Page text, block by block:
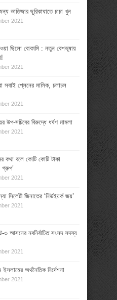
ভাতিজার ছুরিকাঘাতে চাচা খুন
2021
ছিলো বোকামি : নতুন বেশভূষায়
2021
সবাই প্লেনের মালিক, চলাচল
2021
উপ-সচিবের বিরুদ্ধে ধর্ষণ মামলা
2021
কথা বলে কোটি কোটি টাকা
গ্রুপ’
2021
সিলেটী জিনাতের ‘নিউইয়র্ক জয়’
2021
৩ আসনের নবনির্বাচিত সংসদ সদস্য
2021
অর্থনৈতিক নির্দেশনা
2021